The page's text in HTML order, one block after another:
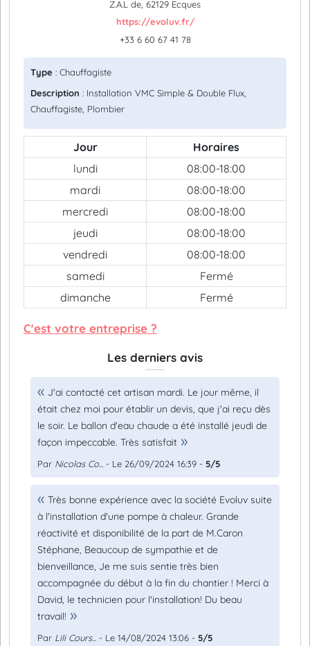
Z.A.L de, 62129 Ecques
https://evoluv.fr/
+33 6 60 67 41 78
Type : Chauffagiste
Description : Installation VMC Simple & Double Flux,
Chauffagiste, Plombier
Jour
Horaires
lundi
08:00-18:00
mardi
08:00-18:00
mercredi
08:00-18:00
jeudi
08:00-18:00
vendredi
08:00-18:00
samedi
Fermé
dimanche
Fermé
C'est votre entreprise ?
Les derniers avis
J'ai contacté cet artisan mardi. Le jour même, il
était chez moi pour établir un devis, que j'ai reçu dès
le soir. Le ballon d'eau chaude a été installé jeudi de
façon impeccable. Très satisfait
Par Nicolas Co... - Le 26/09/2024 16:39 - 5/5
Très bonne expérience avec la société Evoluv suite
à l'installation d'une pompe à chaleur. Grande
réactivité et disponibilité de la part de M.Caron
Stéphane, Beaucoup de sympathie et de
bienveillance, Je me suis sentie très bien
accompagnée du début à la fin du chantier ! Merci à
David, le technicien pour l'installation! Du beau
travail!
Par Lili Cours... - Le 14/08/2024 13:06 - 5/5